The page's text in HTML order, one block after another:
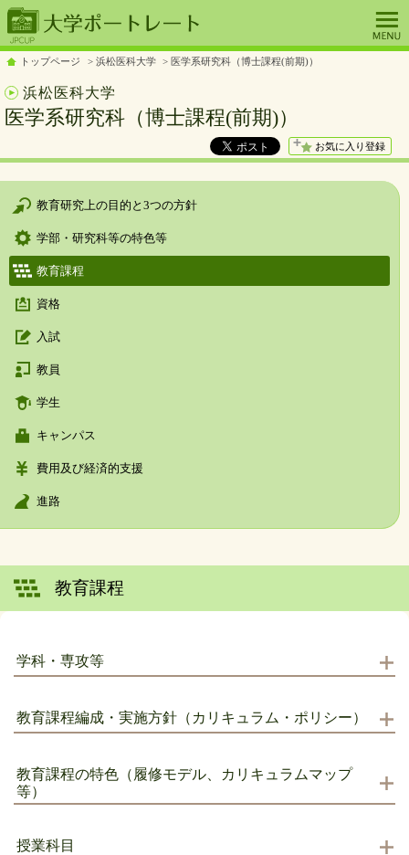
トップページ 浜松医科大学 医学系研究科（博士課程(前期)）
浜松医科大学
医学系研究科（博士課程(前期)）
お気に入り登録
教育研究上の目的と3つの方針
学部・研究科等の特色等
教育課程
資格
入試
教員
学生
キャンパス
費用及び経済的支援
進路
教育課程
学科・専攻等
教育課程編成・実施方針（カリキュラム・ポリシー）
教育課程の特色（履修モデル、カリキュラムマップ
等）
授業科目